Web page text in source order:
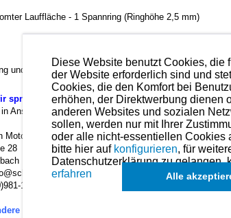
Lauffläche - 1 Spannring (Ringhöhe 2,5 mm)
und der Qualität mit das technisch Beste, was es
sprechen.
Anspruch nehmen. Preise hierzu finden Sie links in
Motorentechnik
Ersatzteile für dieses Modell sind (falls
Diese Website benutzt Cookies, die
der Website erforderlich sind und
Cookies, die den Komfort bei
erhöhen, der Direktwerbung dienen
anderen Websites und sozialen
sollen, werden nur mit Ihrer
oder alle nicht-essentiellen Cookies
bitte hier auf konfigurieren, für
Datenschutzerklärung zu gelangen,
erfahren
Alle